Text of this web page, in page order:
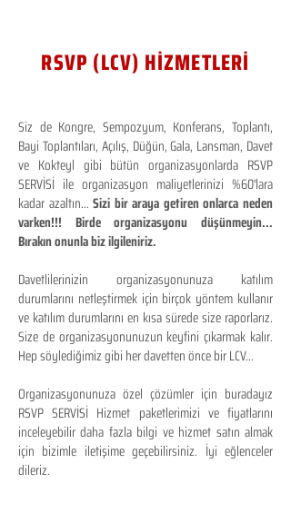
RSVP (LCV) HİZMETLERİ
Siz de Kongre, Sempozyum, Konferans, Toplantı,
Bayi Toplantıları, Açılış, Düğün, Gala, Lansman, Davet
ve Kokteyl gibi bütün organizasyonlarda RSVP
SERVİSİ ile organizasyon maliyetlerinizi %60'lara
kadar azaltın...Sizi bir araya getiren onlarca neden
varken!!! Birde organizasyonu düşünmeyin...
Bırakın onunla biz ilgileniriz.
Davetlilerinizin organizasyonunuza katılım
durumlarını netleştirmek için birçok yöntem kullanır
ve katılım durumlarını en kısa sürede size raporlarız.
Size de organizasyonunuzun keyfini çıkarmak kalır.
Hep söylediğimiz gibi her davetten önce bir LCV...
Organizasyonunuza özel çözümler için buradayız
RSVP SERVİSİ Hizmet paketlerimizi ve fiyatlarını
inceleyebilir daha fazla bilgi ve hizmet satın almak
için bizimle iletişime geçebilirsiniz. İyi eğlenceler
dileriz.